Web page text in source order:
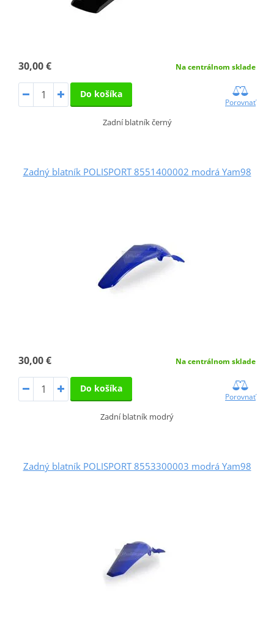
30,00 € Na centrálnom sklade
Do košíka
Porovnať
Zadní blatník černý
Zadný blatník POLISPORT 8551400002 modrá Yam98
30,00 € Na centrálnom sklade
Do košíka
Porovnať
Zadní blatník modrý
Zadný blatník POLISPORT 8553300003 modrá Yam98